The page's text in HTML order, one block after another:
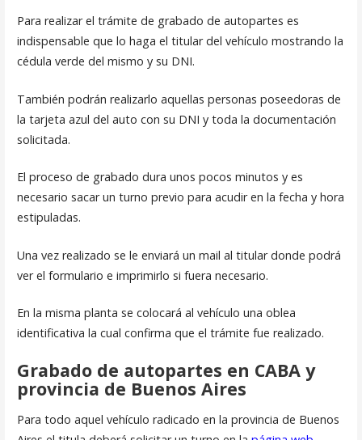
Para realizar el trámite de grabado de autopartes es
indispensable que lo haga el titular del vehículo mostrando la
cédula verde del mismo y su DNI.
También podrán realizarlo aquellas personas poseedoras de
la tarjeta azul del auto con su DNI y toda la documentación
solicitada.
El proceso de grabado dura unos pocos minutos y es
necesario sacar un turno previo para acudir en la fecha y hora
estipuladas.
Una vez realizado se le enviará un mail al titular donde podrá
ver el formulario e imprimirlo si fuera necesario.
En la misma planta se colocará al vehículo una oblea
identificativa la cual confirma que el trámite fue realizado.
Grabado de autopartes en CABA y
provincia de Buenos Aires
Para todo aquel vehículo radicado en la provincia de Buenos